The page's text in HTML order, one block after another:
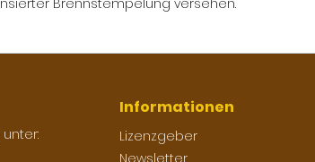
Informationen
Lizenzgeber
Newsletter